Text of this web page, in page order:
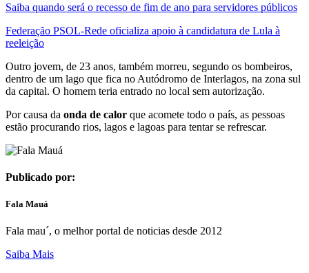
Saiba quando será o recesso de fim de ano para servidores públicos
Federação PSOL-Rede oficializa apoio à candidatura de Lula à
reeleição
Outro jovem, de 23 anos, também morreu, segundo os bombeiros,
dentro de um lago que fica no Autódromo de Interlagos, na zona sul
da capital. O homem teria entrado no local sem autorização.
Por causa da onda de calor que acomete todo o país, as pessoas
estão procurando rios, lagos e lagoas para tentar se refrescar.
Publicado por:
Fala Mauá
Fala mau´, o melhor portal de noticias desde 2012
Saiba Mais